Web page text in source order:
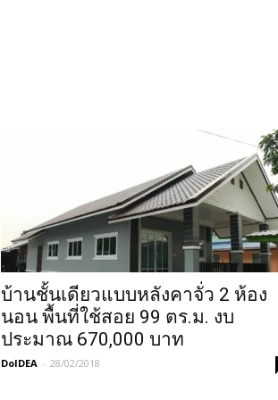
บ้านชั้นเดียวแบบหลังคาจั่ว 2 ห้อง
นอน พื้นที่ใช้สอย 99 ตร.ม. งบ
ประมาณ 670,000 บาท
DoIDEA - 28/02/2018